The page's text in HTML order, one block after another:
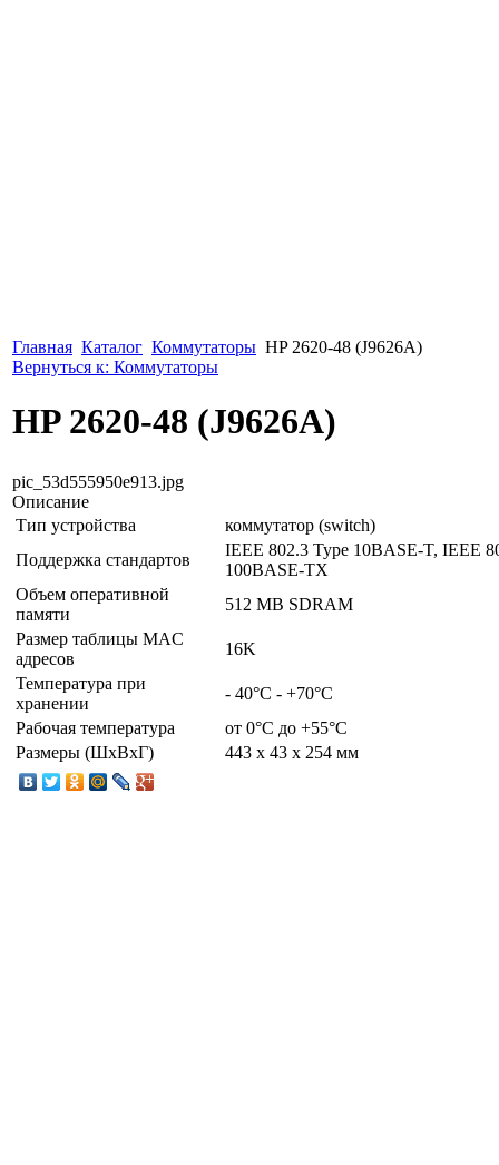
Главная Каталог Коммутаторы HP 2620-48 (J9626A)
Вернуться к: Коммутаторы
HP 2620-48 (J9626A)
pic_53d555950e913.jpg
Описание
Тип устройства
коммутатор (switch)
Поддержка стандартов
IEEE 802.3 Type 10BASE-T, IEEE
100BASE-TX
Объем оперативной
памяти
512 MB SDRAM
Размер таблицы MAC
адресов
16K
Температура при
хранении
- 40°C - +70°C
Рабочая температура
от 0°C до +55°С
Размеры (ШxВxГ)
443 x 43 x 254 мм